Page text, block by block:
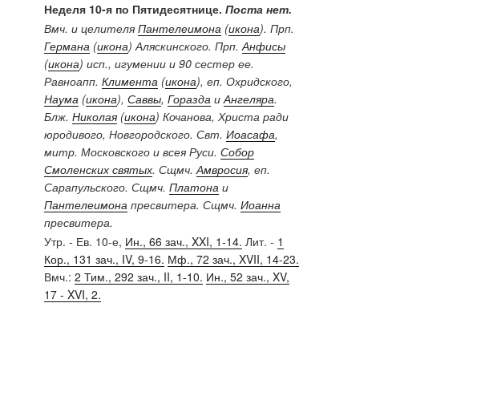
Неделя 10-я по Пятидесятнице. Поста нет.
Вмч. и целителя Пантелеимона(икона). Прп.
Германа(икона) Аляскинского. Прп.Анфисы
(икона) исп., игумении и 90 сестер ее.
Равноапп. Климента(икона), еп. Охридского,
Наума(икона), Саввы, ГораздаиАнгеляра.
Блж. Николая(икона) Кочанова, Христа ради
юродивого, Новгородского. Свт. Иоасафа,
митр. Московского и всея Руси. Собор
Смоленских святых. Сщмч.Амвросия, еп.
Сарапульского. Сщмч. Платонаи
Пантелеимонапресвитера. Сщмч. Иоанна
пресвитера.
Утр. - Ев. 10-е, Ин., 66 зач., XXI, 1-14. Лит. - 1
Кор., 131 зач., IV, 9-16. Мф., 72 зач., XVII, 14-23.
Вмч.: 2 Тим., 292 зач., II, 1-10. Ин., 52 зач., XV,
17 - XVI, 2.